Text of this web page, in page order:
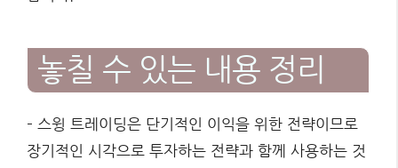
놓칠 수 있는 내용 정리
– 스윙 트레이딩은 단기적인 이익을 위한 전략이므로
장기적인 시각으로 투자하는 전략과 함께 사용하는 것